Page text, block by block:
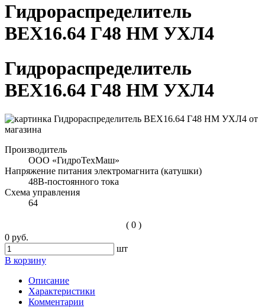
Гидрораспределитель
ВЕХ16.64 Г48 НМ УХЛ4
Гидрораспределитель
ВЕХ16.64 Г48 НМ УХЛ4
Производитель
ООО «ГидроТехМаш»
Напряжение питания электромагнита (катушки)
48В-постоянного тока
Схема управления
64
( 0 )
0 руб.
шт
В корзину
Описание
Характеристики
Комментарии